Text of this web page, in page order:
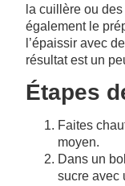
la cuillère ou
également le
l’épaissir avec
résultat est un
Étapes
Faites
moyen.
Dans un
sucre avec